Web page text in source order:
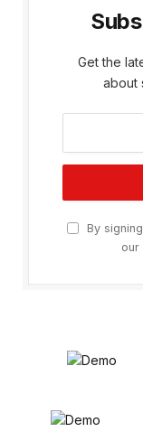
Get the
about
By
our